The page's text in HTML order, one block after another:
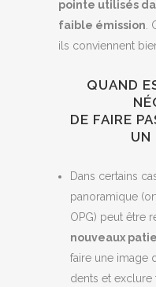
pointe utilisés
faible émission
ils conviennent
QUAND
DE FAIRE
UN
Dans certains
panoramique
OPG) peut être
nouveaux
faire une image
dents et exclure